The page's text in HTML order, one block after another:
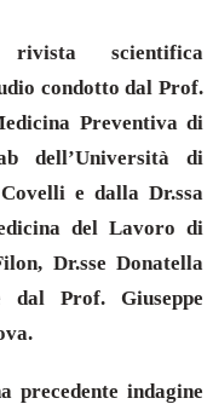
scientifica
condotto dal Prof.
Preventiva di
dell’Università di
e dalla Dr.ssa
del Lavoro di
Dr.sse Donatella
dal Prof. Giuseppe
indagine